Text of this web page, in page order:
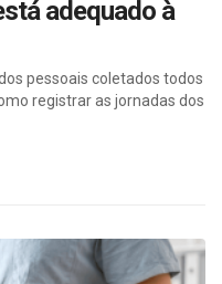
adequado à
pessoais coletados todos
registrar as jornadas dos